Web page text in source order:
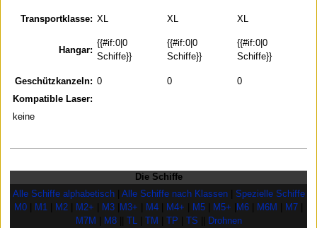
Transportklasse: XL XL XL
Hangar:
{{#if:0|0
Schiffe}}
{{#if:0|0
Schiffe}}
{{#if:0|0
Schiffe}}
Geschützkanzeln: 0 0
0
Kompatible Laser:
keine
Die Schiffe
Alle Schiffe alphabetisch| Alle Schiffe nach Klassen| Spezielle Schiffe
M0
M1 M2 M2+ M3 M3+ M4 M4+ M5 M5+ M6 M6M M7
M7M
M8|| TL TM TP TS
Drohnen